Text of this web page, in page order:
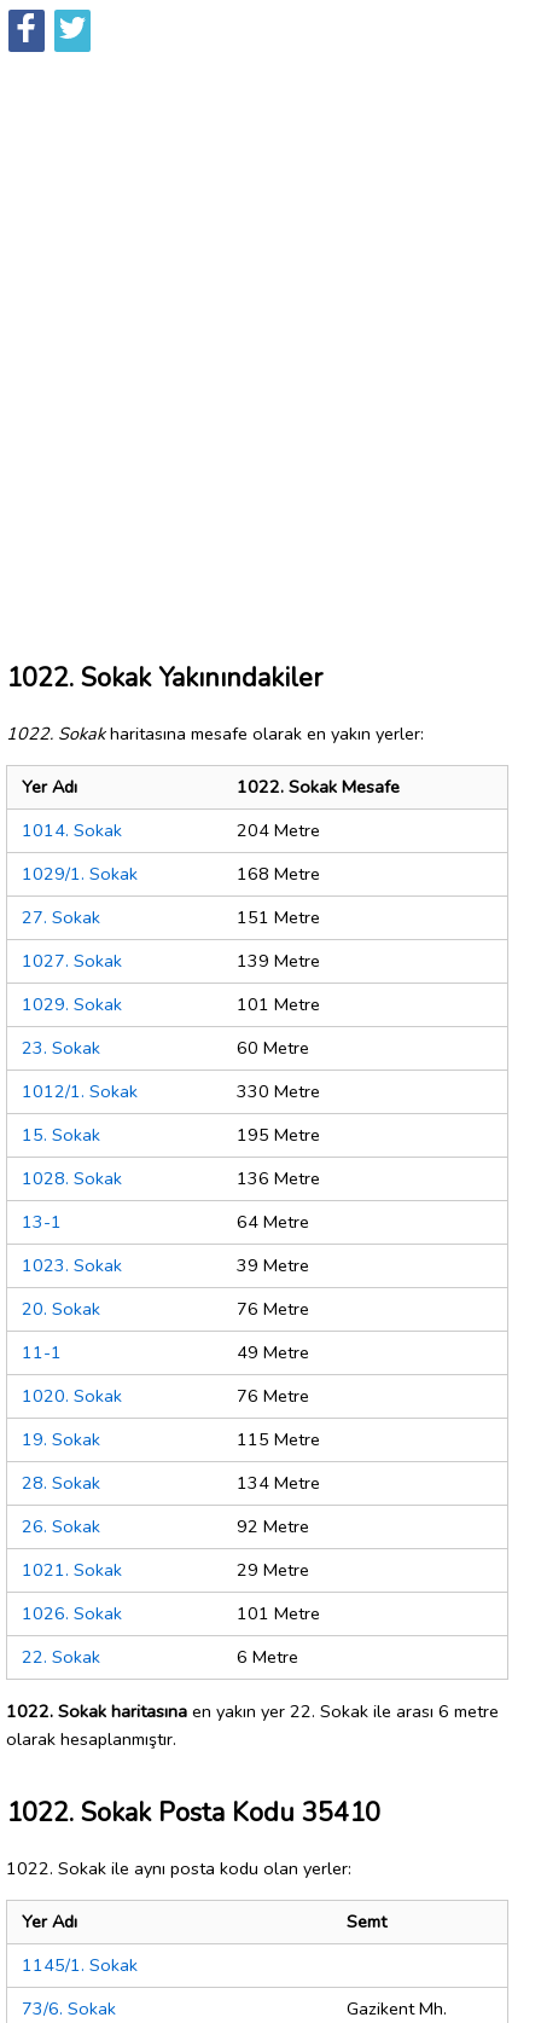
1022. Sokak Yakınındakiler
1022. Sokakharitasına mesafe olarak en yakın yerler:
Yer Adı
1022. Sokak Mesafe
1014. Sokak
204 Metre
1029/1. Sokak
168 Metre
27. Sokak
151 Metre
1027. Sokak
139 Metre
1029. Sokak
101 Metre
23. Sokak
60 Metre
1012/1. Sokak
330 Metre
15. Sokak
195 Metre
1028. Sokak
136 Metre
13-1
64 Metre
1023. Sokak
39 Metre
20. Sokak
76 Metre
11-1
49 Metre
1020. Sokak
76 Metre
19. Sokak
115 Metre
28. Sokak
134 Metre
26. Sokak
92 Metre
1021. Sokak
29 Metre
1026. Sokak
101 Metre
22. Sokak
6 Metre
1022. Sokak haritasına en yakın yer 22. Sokak ile arası 6 metre
olarak hesaplanmıştır.
1022. Sokak Posta Kodu 35410
1022. Sokak ile aynı posta kodu olan yerler:
Yer Adı
Semt
1145/1. Sokak
73/6. Sokak
Gazikent Mh.